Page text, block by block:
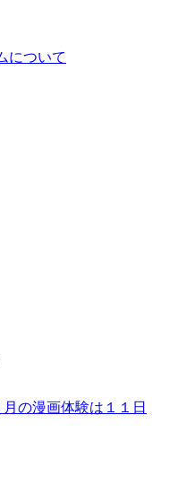
について
月の漫画体験は１１日